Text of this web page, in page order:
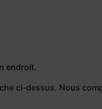
endroit.
ci-dessus. Nous